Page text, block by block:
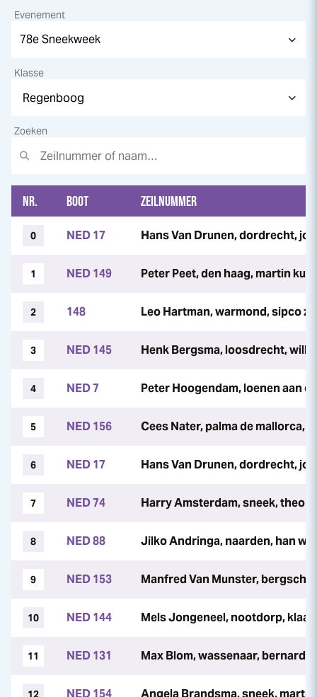
Evenement
Klasse
Zoeken
NR. BOOT ZEILNUMMER
0 NED 17 Hans Van Drunen, dordrecht,
1 NED 149 Peter Peet, den haag, martin
2 148 Leo Hartman, warmond, sipco
3 NED 145 Henk Bergsma, loosdrecht,
4 NED 7 Peter Hoogendam, loenen aan
5 NED 156 Cees Nater, palma de mallorca,
6 NED 17 Hans Van Drunen, dordrecht,
7 NED 74 Harry Amsterdam, sneek, theo
8 NED 88 Jilko Andringa, naarden, han
9 NED 153 Manfred Van Munster,
10 NED 144 Mels Jongeneel, nootdorp,
11 NED 131 Max Blom, wassenaar, bernard
12 NED 154 Angela Brandsma, sneek,